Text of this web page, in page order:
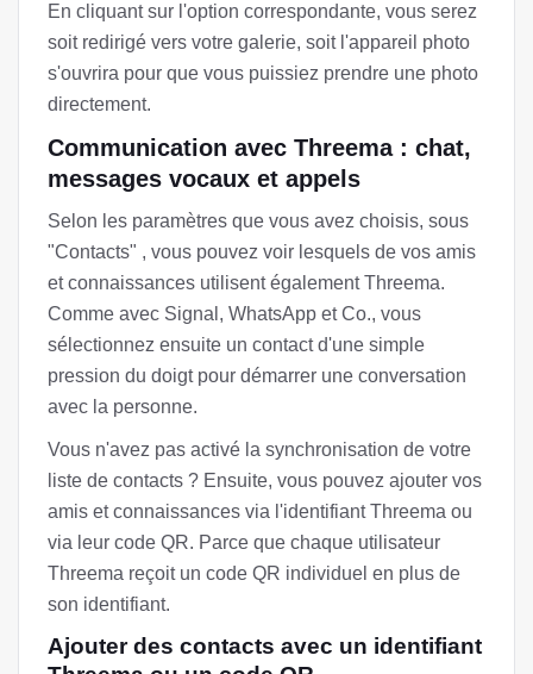
En cliquant sur l'option correspondante, vous serez
soit redirigé vers votre galerie, soit l'appareil photo
s'ouvrira pour que vous puissiez prendre une photo
directement.
Communication avec Threema : chat,
messages vocaux et appels
Selon les paramètres que vous avez choisis, sous
"Contacts" , vous pouvez voir lesquels de vos amis
et connaissances utilisent également Threema.
Comme avec Signal, WhatsApp et Co., vous
sélectionnez ensuite un contact d'une simple
pression du doigt pour démarrer une conversation
avec la personne.
Vous n'avez pas activé la synchronisation de votre
liste de contacts ? Ensuite, vous pouvez ajouter vos
amis et connaissances via l'identifiant Threema ou
via leur code QR. Parce que chaque utilisateur
Threema reçoit un code QR individuel en plus de
son identifiant.
Ajouter des contacts avec un identifiant